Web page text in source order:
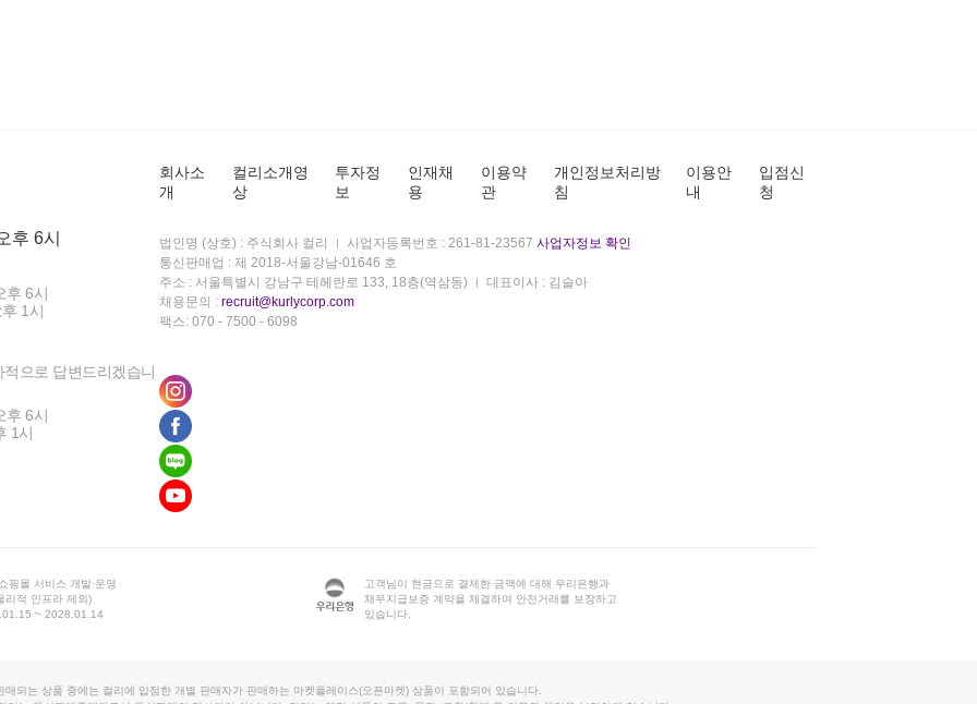
후 6시
후 6시
1시
으로 답변드리겠습니
후 6시
1시
회사소
개
컬리소개영
상
투자정
보
인재채
용
이용약
관
개인정보처리방
침
이용안
내
입점신
청
법인명 (상호) : 주식회사 컬리 사업자등록번호 : 261-81-23567 사업자정보 확인
통신판매업 : 제 2018-서울강남-01646 호
주소 : 서울특별시 강남구 테헤란로 133, 18층(역삼동)
대표이사 : 김슬아
채용문의 : recruit@kurlycorp.com
팩스: 070 - 7500 - 6098
핑몰 서비스 개발·운영
리적 인프라 제외)
~ 2028.01.14
고객님이 현금으로 결제한 금액에 대해 우리은행과
채무지급보증 계약을 체결하여 안전거래를 보장하고
있습니다.
매되는 상품 중에는 컬리에 입점한 개별 판매자가 판매하는 마켓플레이스(오픈마켓) 상품이 포함되어 있습니다.